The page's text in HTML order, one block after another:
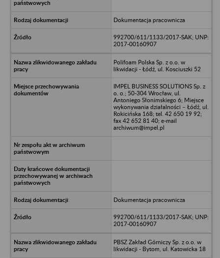
Dokumentacja pracownicza
992700/611/1133/2017-SAK; UNP:
2017-00160907
Polifoam Polska Sp. z o.o. w
likwidacji - Łódź, ul. Kosciuszki 52
IMPEL BUSINESS SOLUTIONS Sp. z
o. o.; 50-304 Wrocław, ul.
Antoniego Słonimskiego 6; Miejsce
wykonywania działalności – Łódź, ul.
Rokicińska 168; tel. 42 650 19 92;
fax 42 652 81 40; e-mail
archiwum@impel.pl
Dokumentacja pracownicza
992700/611/1133/2017-SAK; UNP:
2017-00160907
PBSZ Zakład Górniczy Sp. z o.o. w
likwidacji - Bytom, ul. Katowicka 18